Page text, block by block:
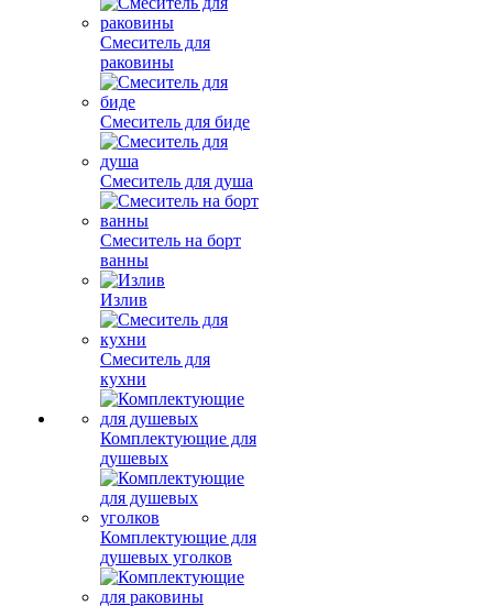
Смеситель для
раковины
Смеситель для биде
Смеситель для душа
Смеситель на борт
ванны
Излив
Смеситель для
кухни
Комплектующие для
душевых
Комплектующие для
душевых уголков